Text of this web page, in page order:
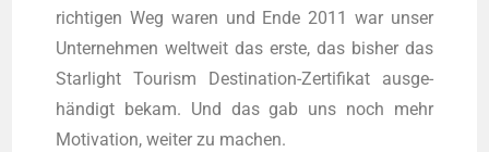
rich­ti­gen Weg waren und Ende 2011 war unser
Unter­neh­men welt­weit das ers­te, das bis­her das
Star­light Tou­rism Desti­na­ti­on-Zer­ti­fi­kat aus­ge­
hän­digt bekam. Und das gab uns noch mehr
Moti­va­ti­on, wei­ter zu machen.